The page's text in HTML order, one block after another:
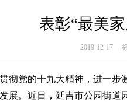
表彰“最美
2019-12-17
党的十九大精神，进一步
展。近日，延吉市公园街道